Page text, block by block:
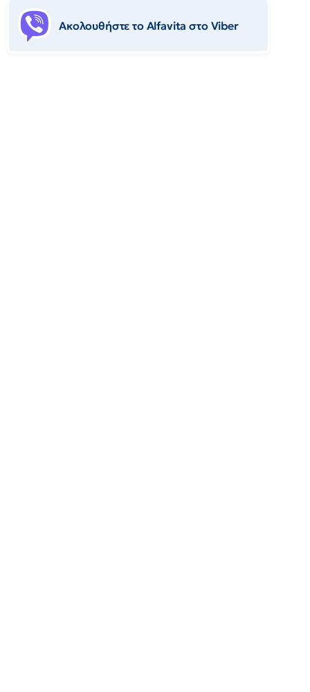
Ακολουθήστε το Αlfavita στο Viber